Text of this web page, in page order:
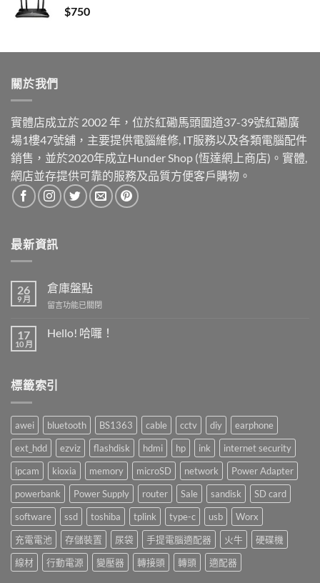
$750
關於我們
實體店成立於 2002 年，位於紅磡馬頭圍道37-39號紅磡廣
場1樓47號舖，主要提供電腦維修, IT服務以及各類電腦配件
銷售，並於2020年成立Hunder Shop (恆達網上商店)。實體,
網店並存提供可靠的服務及品質方便客戶購物。
最新資訊
26
9 月
倉庫盤點
在
庫
留言功能已關閉
17
10 月
Hello! 哈囉！
中
標籤索引
awei bluetooth BS1363 cable cctv diy
earphone
ext_hdd
ezviz flashdisk hdmi hp ink
internet security
ipcam
kioxia memory microSD network
Power Adapter
powerbank
Power Supply router Sale sandisk
SD card
software
ssd toshiba tplink type-c usb
Worx
充電電池
存儲裝置 尿袋 手提電腦適配器 火牛
硬碟機
線材
行動電源 變壓器 轉接頭 轉頭 適配器